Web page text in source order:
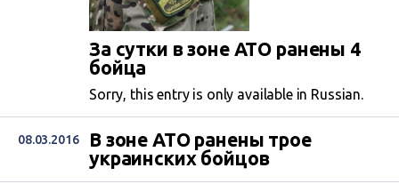
За сутки в зоне АТО ранены 4
бойца
Sorry, this entry is only available in Russian.
08.03.2016
В зоне АТО ранены трое
украинских бойцов